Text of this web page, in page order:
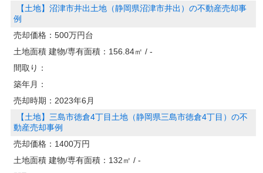
【土地】沼津市井出土地（静岡県沼津市井出）の不動産売却事
例
売却価格： 500万円台
土地面積 建物/専有面積： 156.84㎡ / -
間取り：
築年月：
売却時期： 2023年6月
【土地】三島市徳倉4丁目土地（静岡県三島市徳倉4丁目）の不
動産売却事例
売却価格： 1400万円
土地面積 建物/専有面積： 132㎡ / -